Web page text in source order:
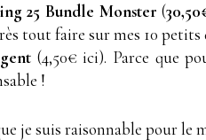
25 Bundle Monster (
tout faire sur mes 10
(4,50€ ici). Parce que
!
je suis raisonnable pour le